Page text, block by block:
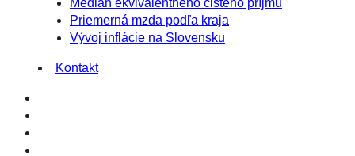
Medián ekvivalentného čistého príjmu
Priemerná mzda podľa kraja
Vývoj inflácie na Slovensku
Kontakt